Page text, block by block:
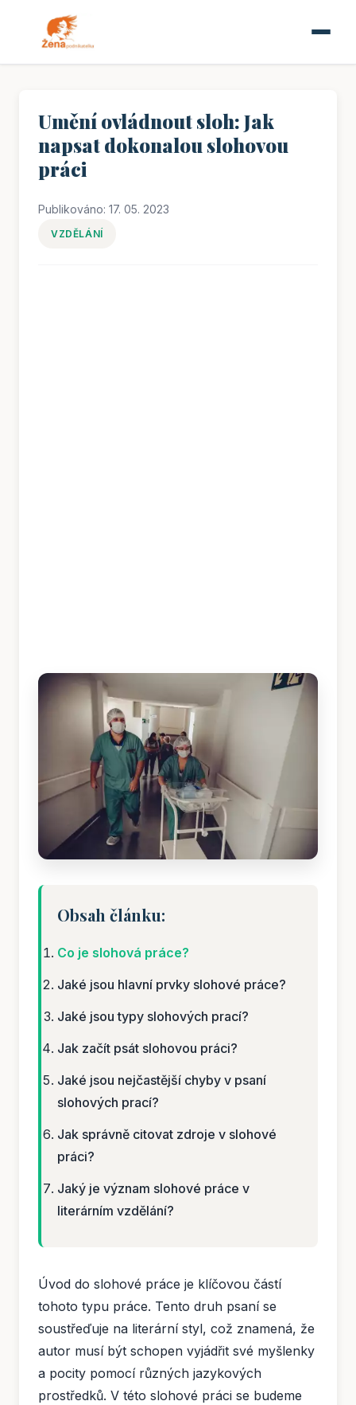
Umění ovládnout sloh: Jak
napsat dokonalou slohovou
práci
Publikováno: 17. 05. 2023
VZDĚLÁNÍ
Obsah článku:
Co je slohová práce?
Jaké jsou hlavní prvky slohové práce?
Jaké jsou typy slohových prací?
Jak začít psát slohovou práci?
Jaké jsou nejčastější chyby v psaní
slohových prací?
Jak správně citovat zdroje v slohové
práci?
Jaký je význam slohové práce v
literárním vzdělání?
Úvod do slohové práce je klíčovou částí
tohoto typu práce. Tento druh psaní se
soustřeďuje na literární styl, což znamená, že
autor musí být schopen vyjádřit své myšlenky
a pocity pomocí různých jazykových
prostředků. V této slohové práci se budeme